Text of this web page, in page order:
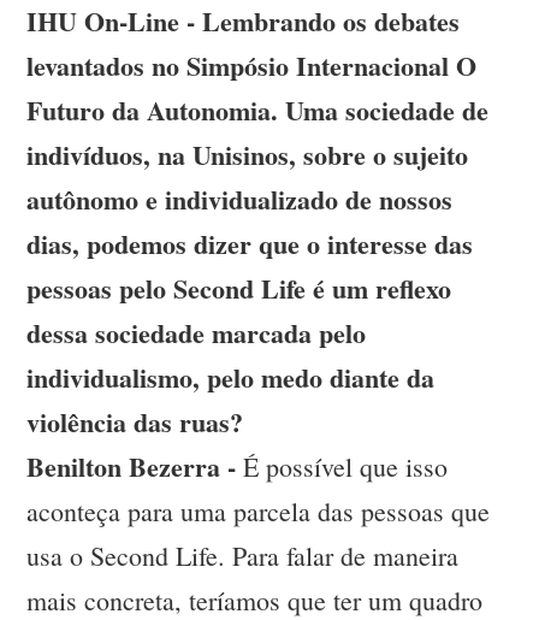
IHU On-Line - Lembrando os debates
levantados no Simpósio Internacional O
Futuro da Autonomia. Uma sociedade de
indivíduos, na Unisinos, sobre o sujeito
autônomo e individualizado de nossos
dias, podemos dizer que o interesse das
pessoas pelo Second Life é um reflexo
dessa sociedade marcada pelo
individualismo, pelo medo diante da
violência das ruas?
Benilton Bezerra - É possível que isso
aconteça para uma parcela das pessoas que
usa o Second Life. Para falar de maneira
mais concreta, teríamos que ter um quadro